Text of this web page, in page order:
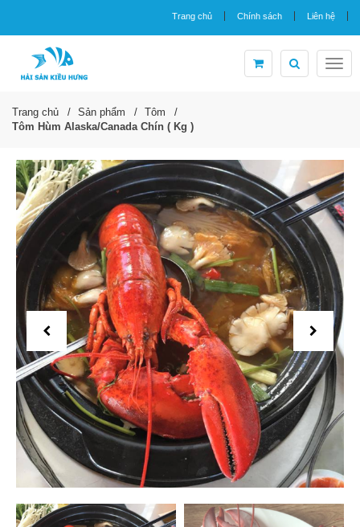
Trang chủ Chính sách Liên hệ
Trang chủ Sản phẩm
Tôm
Tôm Hùm Alaska/Canada Chín ( Kg )